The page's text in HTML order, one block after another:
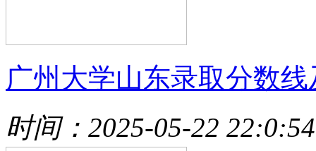
广州大学山东录取分数线
时间：2025-05-22 22:0:54